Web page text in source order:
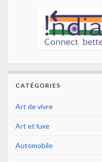
CATÉGORIES
Art de vivre
Art et luxe
Automobile